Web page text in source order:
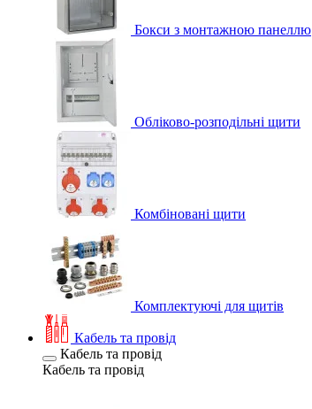
Бокси з монтажною панеллю
Обліково-розподільні щити
Комбіновані щити
Комплектуючі для щитів
Кабель та провід
Кабель та провід
Кабель та провід